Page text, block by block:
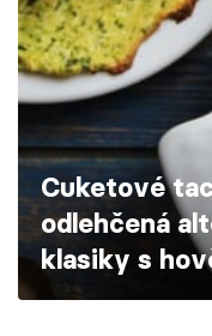
Cuketové
odlehčená
klasiky s